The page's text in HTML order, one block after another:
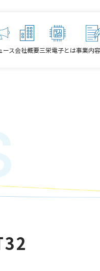
ース会社概要三栄電子とは事業内容